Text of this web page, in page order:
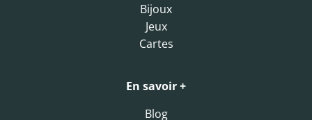
Bijoux
Jeux
Cartes
En savoir +
Blog